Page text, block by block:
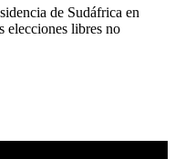
de Sudáfrica en
elecciones libres no